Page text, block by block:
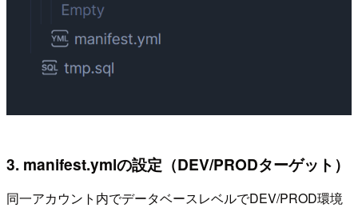
3. manifest.ymlの設定（DEV/PRODターゲット）
同一アカウント内でデータベースレベルでDEV/PROD環境